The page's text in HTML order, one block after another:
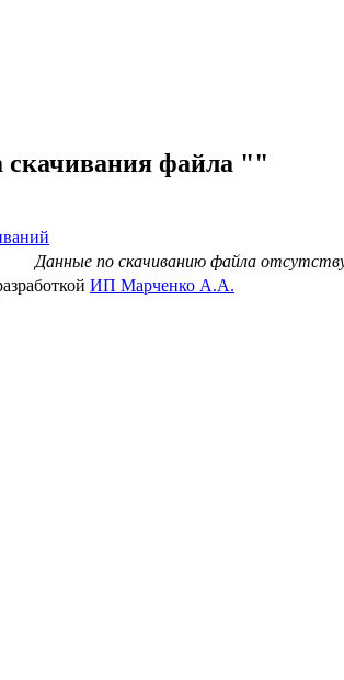
скачивания файла ""
Данные по скачиванию файла
ИП Марченко А.А.